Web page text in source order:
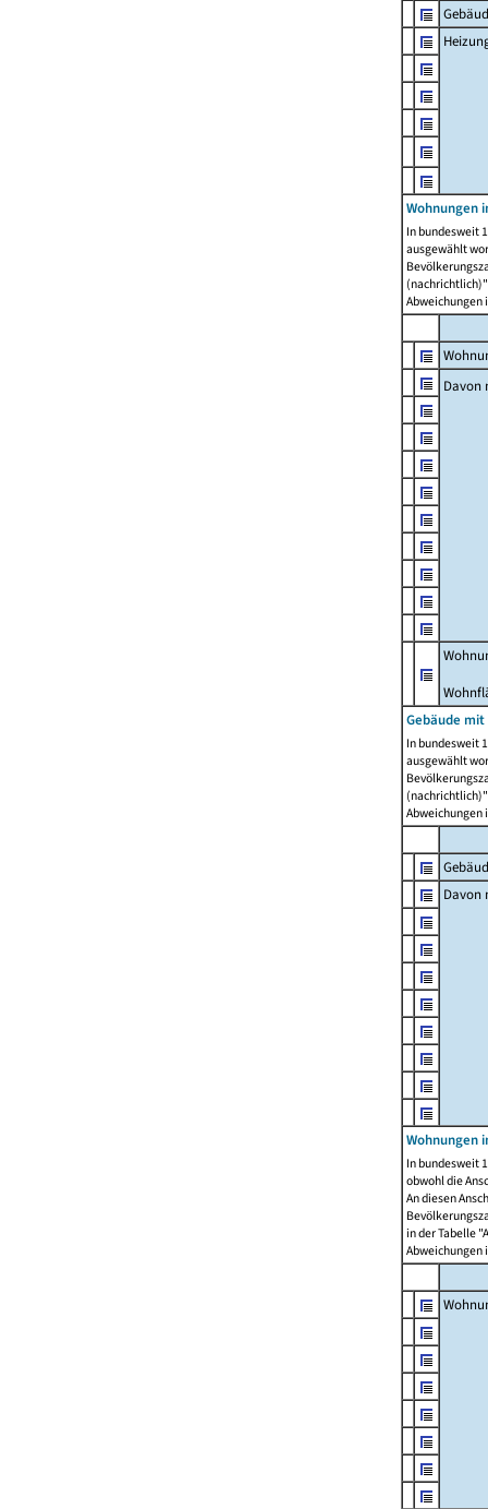
Wohnungen
In bundesweit
ausgewählt
Abweichungen
Davon
Gebäude
In bundesweit
ausgewählt
Abweichungen
Davon
Wohnungen
In bundesweit
obwohl die
An diesen
in der Tabelle
Abweichungen